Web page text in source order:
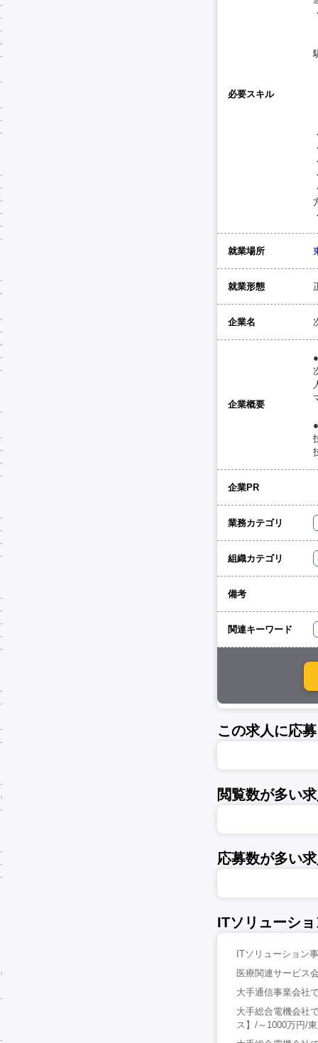
必要スキル
就業場所
就業形態
企業名
企業概要
企業PR
業務カテゴリ
組織カテゴリ
備考
関連キーワード
この求人に応
閲覧数が多い
応募数が多い
ITソリューシ
ITソリューション
医療関連サービス
大手通信事業会社
大手総合電機会社
ス】/～1000万円/